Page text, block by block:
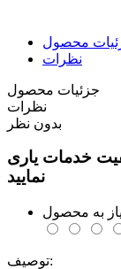
محصول
نظرات
جزئیات محصول
نظرات
بدون نظر
خدمات یاری
نمایید
توصیف: